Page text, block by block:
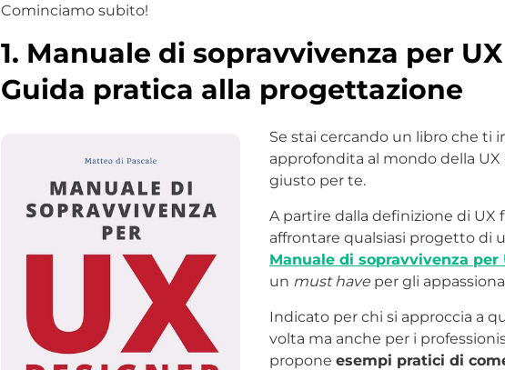
Cominciamo subito!
1. Manuale di sopravvivenza per
Guida pratica alla progettazione
Se stai cercando un libro che ti
approfondita al mondo della
giusto per te.
A partire dalla definizione di
affrontare qualsiasi progetto di
Manuale di sopravvivenza per
un must have per gli
Indicato per chi si approccia a
volta ma anche per i
propone esempi pratici di